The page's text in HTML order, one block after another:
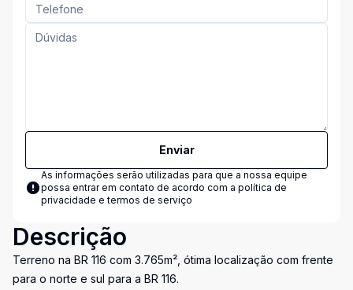
Enviar
As informações serão utilizadas para que a nossa equipe
possa entrar em contato de acordo com a política de
privacidade e termos de serviço
Descrição
Terreno na BR 116 com 3.765m², ótima localização com frente
para o norte e sul para a BR 116.